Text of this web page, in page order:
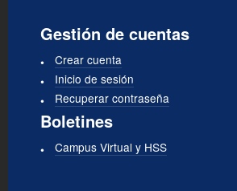
Gestión de cuentas
Crear cuenta
Inicio de sesión
Recuperar contraseña
Boletines
Campus Virtual y HSS